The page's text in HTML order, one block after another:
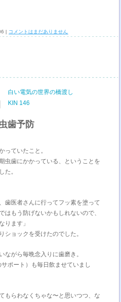
| コメントはまだありません
白い電気の世界の橋渡し
KIN 146
歯予防
っていたこと。
虫歯にかかっている、ということを
た。
歯医者さんに行ってフッ素を塗って
はもう防げないかもしれないので、
ります」
ショックを受けたのでした。
ながら毎晩念入りに歯磨き。
ポート）も毎日飲ませていまし
もらわなくちゃな〜と思いつつ、な